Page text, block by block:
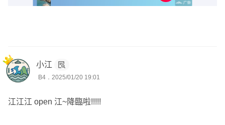
小江
B4．2025/01/20 19:01
江江江 open 江~降臨啦!!!!!